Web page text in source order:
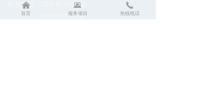
联系电话：028-85330538
18200133358
낀
首页
뀵
服务项目
끅
热线电话